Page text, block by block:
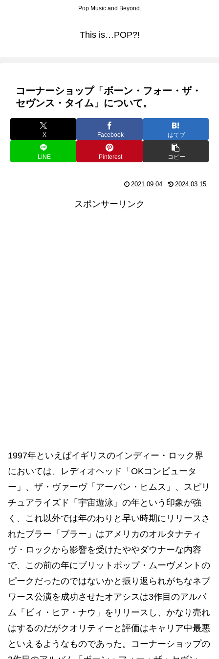
Pop Music and Beyond.
This is…POP?!
コーナーショップ「ボーン・フォー・ザ・
セヴンス・タイム」について。
X Facebook はてブ
LINE Pinterest コピー
2021.09.04 2024.03.15
スポンサーリンク
1997年といえばイギリスのインディー・ロック界
においては、レディオヘッド「OKコンピュータ
ー」、ザ・ヴァーヴ「アーバン・ヒムス」、スピリ
チュアライズド「宇宙遊泳」の年という印象が強
く、これ以外では年のわりと早い時期にリリースさ
れたブラー「ブラー」はアメリカのオルタナティ
ヴ・ロックから影響を受けたややダウナーな内容
で、この前の年にブリットポップ・ムーヴメントの
ピークだったのではないかと振り返られがちなネブ
ワース公演を成功させたオアシスは3作目のアルバ
ム「ビィ・ヒア・ナウ」をリリースし、かなり売れ
はするのだがクオリティーと評価はキャリア中最悪
といえるようなものであった。コーナーショップの